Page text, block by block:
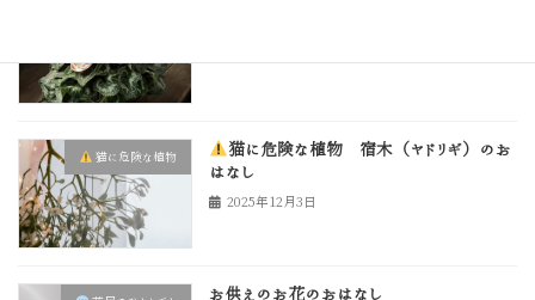
猫に危険な植物
猫に危険な植物 宿木（ヤドリギ）のお
はなし
2025年12月3日
お供えのお花のおはなし